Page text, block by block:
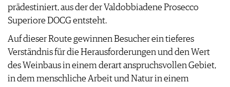
prädestiniert, aus der der Valdobbiadene Prosecco
Superiore DOCG entsteht.
Auf dieser Route gewinnen Besucher ein tieferes
Verständnis für die Herausforderungen und den Wert
des Weinbaus in einem derart anspruchsvollen Gebiet,
in dem menschliche Arbeit und Natur in einem